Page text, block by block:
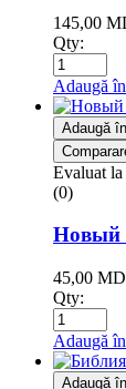
145,00
Qty:
Adaugă
Adaugă
Evaluat la
(0)
Новый
45,00
Qty:
Adaugă
Adaugă